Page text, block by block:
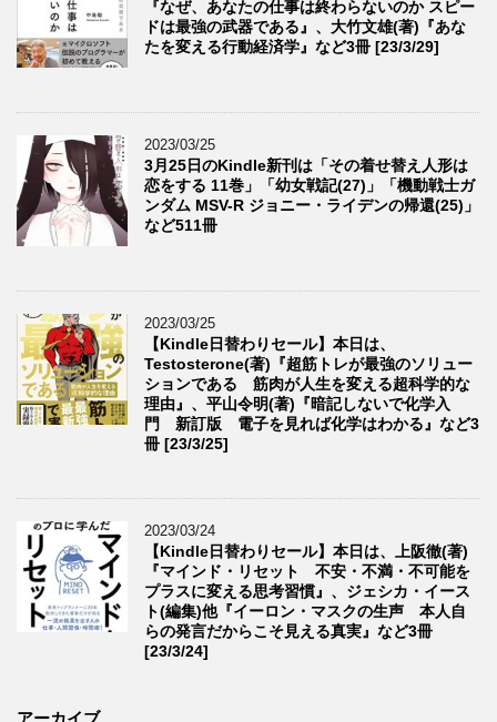
『なぜ、あなたの仕事は終わらないのか スピー
ドは最強の武器である』、大竹文雄(著)『あな
たを変える行動経済学』など3冊 [23/3/29]
2023/03/25
3月25日のKindle新刊は「その着せ替え人形は
恋をする 11巻」「幼女戦記(27)」「機動戦士ガ
ンダム MSV-R ジョニー・ライデンの帰還(25)」
など511冊
2023/03/25
【Kindle日替わりセール】本日は、
Testosterone(著)『超筋トレが最強のソリュー
ションである 筋肉が人生を変える超科学的な
理由』、平山令明(著)『暗記しないで化学入
門 新訂版 電子を見れば化学はわかる』など3
冊 [23/3/25]
2023/03/24
【Kindle日替わりセール】本日は、上阪徹(著)
『マインド・リセット 不安・不満・不可能を
プラスに変える思考習慣』、ジェシカ・イース
ト(編集)他『イーロン・マスクの生声 本人自
らの発言だからこそ見える真実』など3冊
[23/3/24]
アーカイブ